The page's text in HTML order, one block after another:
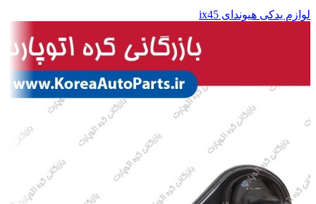
لوازم یدکی هیوندای ix45